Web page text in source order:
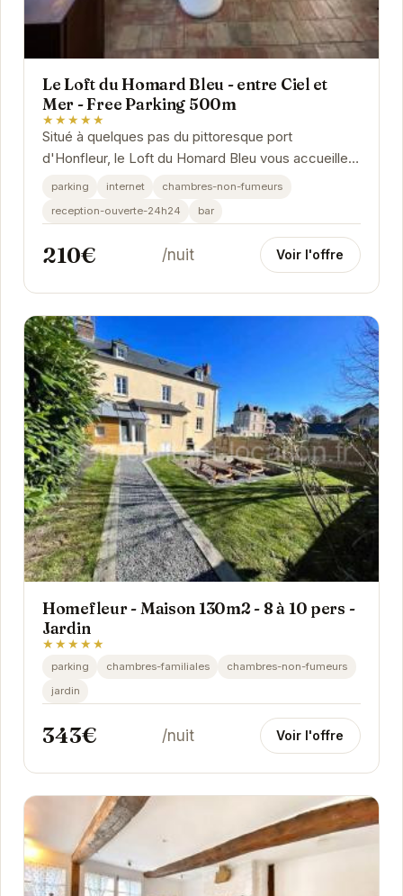
Le Loft du Homard Bleu - entre Ciel et
Mer - Free Parking 500m
★★★★★
Situé à quelques pas du pittoresque port
d'Honfleur, le Loft du Homard Bleu vous accueille
dans un cadre raffiné et confortable. Détendez-
parking internet
chambres-non-fumeurs
reception-ouverte-24h24
bar
210€ /nuit Voir l'offre
Homefleur - Maison 130m2 - 8 à 10 pers -
Jardin
★★★★★
parking chambres-familiales
chambres-non-fumeurs
jardin
343€ /nuit Voir l'offre